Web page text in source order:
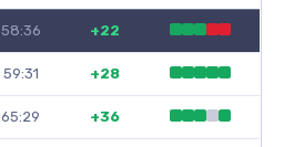
58:36 +22
59:31 +28
65:29 +36